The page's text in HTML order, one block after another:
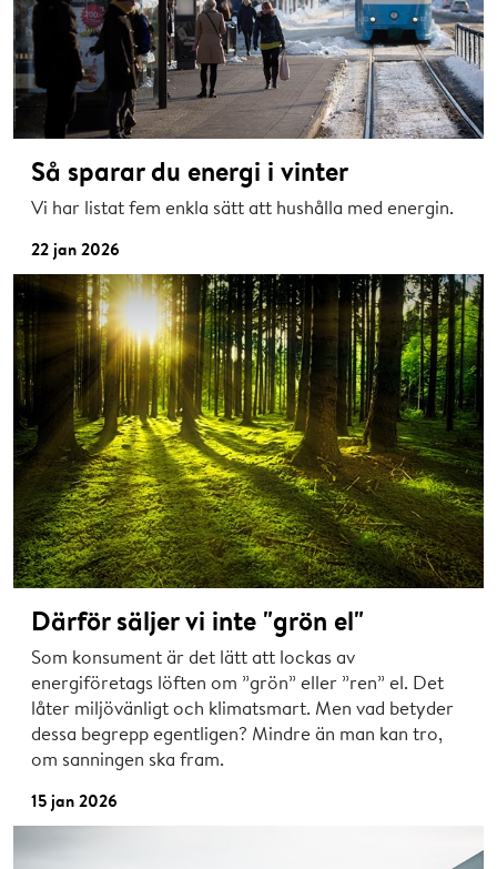
Så sparar du energi i vinter
Vi har listat fem enkla sätt att hushålla med energin.
22 jan 2026
Därför säljer vi inte "grön el"
Som konsument är det lätt att lockas av
energiföretags löften om ”grön” eller ”ren” el. Det
låter miljövänligt och klimatsmart. Men vad betyder
dessa begrepp egentligen? Mindre än man kan tro,
om sanningen ska fram.
15 jan 2026